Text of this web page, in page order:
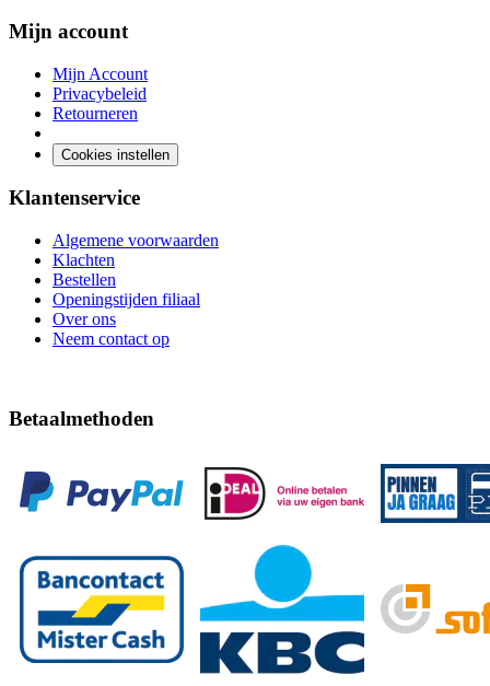
Mijn account
Mijn Account
Privacybeleid
Retourneren
Cookies instellen
Klantenservice
Algemene voorwaarden
Klachten
Bestellen
Openingstijden filiaal
Over ons
Neem contact op
Betaalmethoden